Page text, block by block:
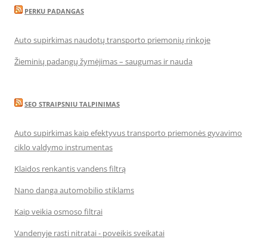
PERKU PADANGAS
Auto supirkimas naudotų transporto priemonių rinkoje
Žieminių padangų žymėjimas – saugumas ir nauda
SEO STRAIPSNIU TALPINIMAS
Auto supirkimas kaip efektyvus transporto priemonės gyvavimo
ciklo valdymo instrumentas
Klaidos renkantis vandens filtrą
Nano danga automobilio stiklams
Kaip veikia osmoso filtrai
Vandenyje rasti nitratai - poveikis sveikatai